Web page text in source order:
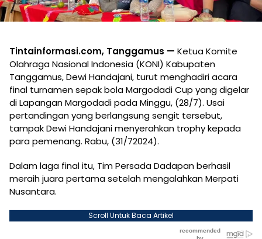
Tintainformasi.com, Tanggamus — Ketua Komite
Olahraga Nasional Indonesia (KONI) Kabupaten
Tanggamus, Dewi Handajani, turut menghadiri acara
final turnamen sepak bola Margodadi Cup yang digelar
di Lapangan Margodadi pada Minggu, (28/7). Usai
pertandingan yang berlangsung sengit tersebut,
tampak Dewi Handajani menyerahkan trophy kepada
para pemenang. Rabu, (31/72024).
Dalam laga final itu, Tim Persada Dadapan berhasil
meraih juara pertama setelah mengalahkan Merpati
Nusantara.
Scroll Untuk Baca Artikel